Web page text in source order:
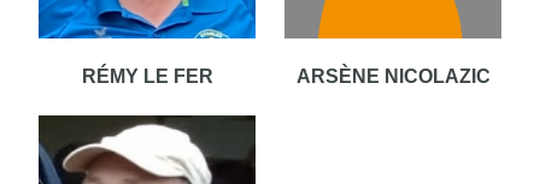
RÉMY LE FER ARSÈNE NICOLAZIC